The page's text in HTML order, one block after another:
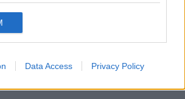
Data Access Privacy Policy